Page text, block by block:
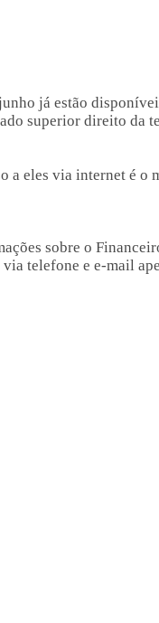
já estão
superior direito da
a eles via internet é
sobre o
telefone e e-mail